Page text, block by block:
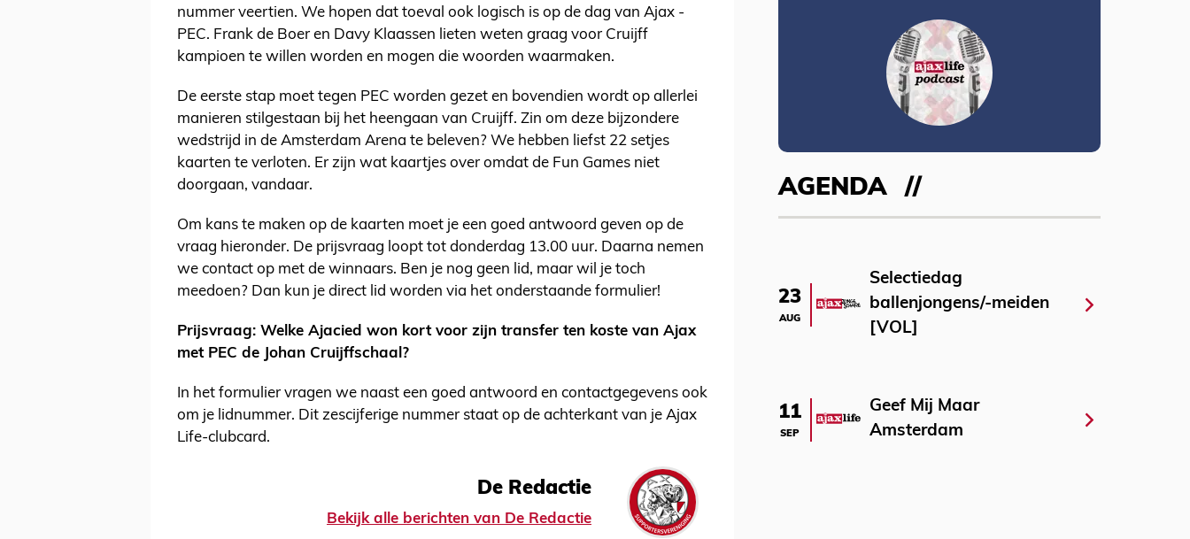
nummer veertien. We hopen dat toeval ook logisch is op de dag van Ajax -
PEC. Frank de Boer en Davy Klaassen lieten weten graag voor Cruijff
kampioen te willen worden en mogen die woorden waarmaken.
De eerste stap moet tegen PEC worden gezet en bovendien wordt op allerlei
manieren stilgestaan bij het heengaan van Cruijff. Zin om deze bijzondere
wedstrijd in de Amsterdam Arena te beleven? We hebben liefst 22 setjes
kaarten te verloten. Er zijn wat kaartjes over omdat de Fun Games niet
doorgaan, vandaar.
Om kans te maken op de kaarten moet je een goed antwoord geven op de
vraag hieronder. De prijsvraag loopt tot donderdag 13.00 uur. Daarna nemen
we contact op met de winnaars. Ben je nog geen lid, maar wil je toch
meedoen? Dan kun je direct lid worden via het onderstaande formulier!
Prijsvraag: Welke Ajacied won kort voor zijn transfer ten koste van Ajax
met PEC de Johan Cruijffschaal?
In het formulier vragen we naast een goed antwoord en contactgegevens ook
om je lidnummer. Dit zescijferige nummer staat op de achterkant van je Ajax
Life-clubcard.
De Redactie
Bekijk alle berichten van De Redactie
AGENDA
23
AUG
Selectiedag
ballenjongens/-meiden
[VOL]
11
SEP
Geef Mij Maar
Amsterdam